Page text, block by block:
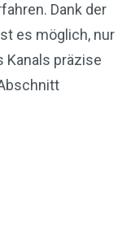
Dank der
es möglich, nur
Kanals präzise